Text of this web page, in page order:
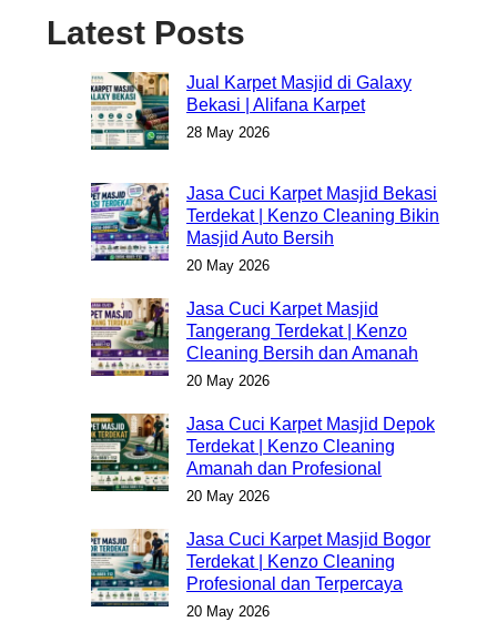
Latest Posts
Jual Karpet Masjid di Galaxy
Bekasi | Alifana Karpet
28 May 2026
Jasa Cuci Karpet Masjid Bekasi
Terdekat | Kenzo Cleaning Bikin
Masjid Auto Bersih
20 May 2026
Jasa Cuci Karpet Masjid
Tangerang Terdekat | Kenzo
Cleaning Bersih dan Amanah
20 May 2026
Jasa Cuci Karpet Masjid Depok
Terdekat | Kenzo Cleaning
Amanah dan Profesional
20 May 2026
Jasa Cuci Karpet Masjid Bogor
Terdekat | Kenzo Cleaning
Profesional dan Terpercaya
20 May 2026